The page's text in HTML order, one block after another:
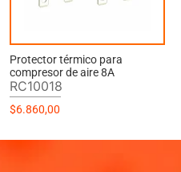
Protector térmico para
compresor de aire 8A
RC10018
$6.860,00